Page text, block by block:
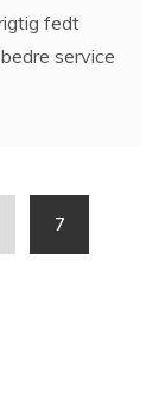
fedt
service
7